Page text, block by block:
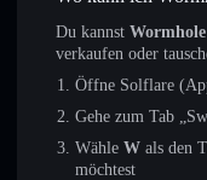
Du kannst Wormhole
verkaufen oder
Öffne Solflare
Gehe zum Tab
Wähle W als den
möchtest